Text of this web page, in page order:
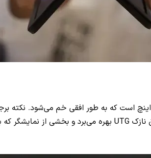
نمایشگر تاشو لمسی که ال جی در این رویداد به بازدیدکنندگان نشان داد
UTG بهره می‌برد و بخشی از نمایشگر